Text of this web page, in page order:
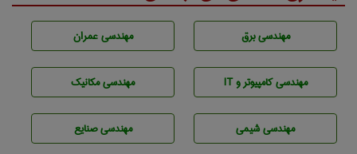
مهندسی برق مهندسی عمران
مهندسی كامپيوتر و IT مهندسی مکانیک
مهندسي شيمی مهندسی صنايع